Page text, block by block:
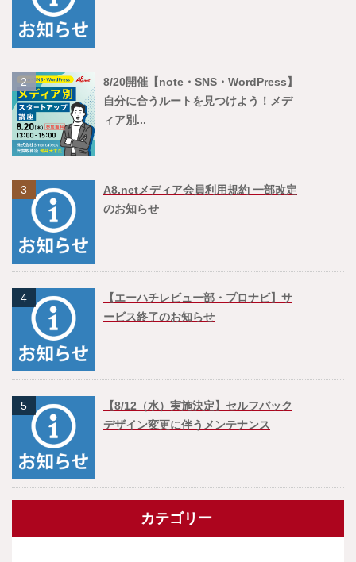
2
8/20開催【note・SNS・WordPress】
自分に合うルートを見つけよう！メデ
ィア別...
3
A8.netメディア会員利用規約 一部改定
のお知らせ
4
【エーハチレビュー部・プロナビ】サ
ービス終了のお知らせ
5
【8/12（水）実施決定】セルフバック
デザイン変更に伴うメンテナンス
カテゴリー